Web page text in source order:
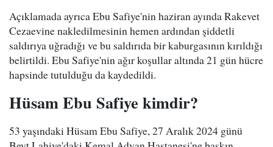
Açıklamada ayrıca Ebu Safiye'nin haziran ayında Rakevet
Cezaevine nakledilmesinin hemen ardından şiddetli
saldırıya uğradığı ve bu saldırıda bir kaburgasının kırıldığı
belirtildi. Ebu Safiye'nin ağır koşullar altında 21 gün hücre
hapsinde tutulduğu da kaydedildi.
Hüsam Ebu Safiye kimdir?
53 yaşındaki Hüsam Ebu Safiye, 27 Aralık 2024 günü